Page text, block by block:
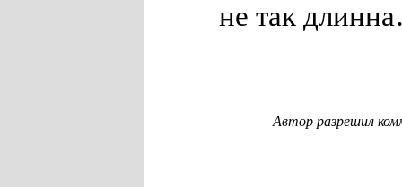
не так
Автор разрешил